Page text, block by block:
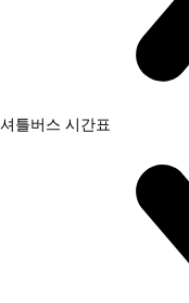
셔틀버스 시간표